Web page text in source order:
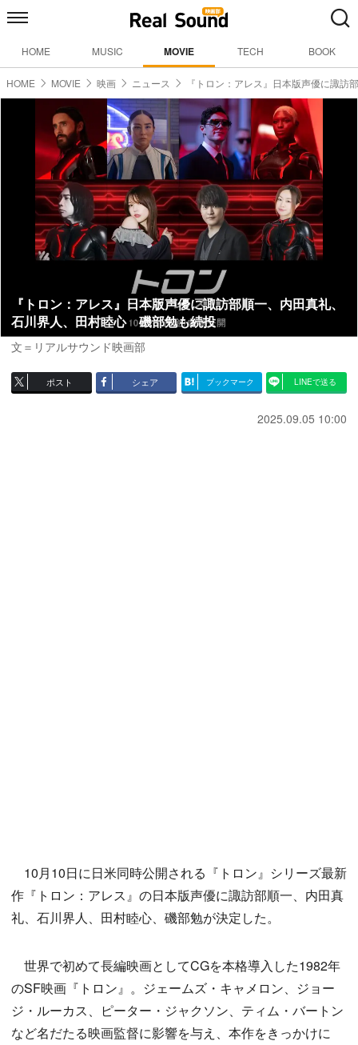
HOME MUSIC MOVIE TECH BOOK
HOME MOVIE 映画 ニュース 『トロン：アレス』日本版声優に諏訪
『トロン：アレス』日本版声優に諏訪部順一、内田真礼、
石川界人、田村睦心 磯部勉も続投
文＝リアルサウンド映画部
ポスト シェア ブックマーク LINEで送る
2025.09.05 10:00
10月10日に日米同時公開される『トロン』シリーズ最新
作『トロン：アレス』の日本版声優に諏訪部順一、内田真
礼、石川界人、田村睦心、磯部勉が決定した。
世界で初めて長編映画としてCGを本格導入した1982年
のSF映画『トロン』。ジェームズ・キャメロン、ジョー
ジ・ルーカス、ピーター・ジャクソン、ティム・バートン
など名だたる映画監督に影響を与え、本作をきっかけに